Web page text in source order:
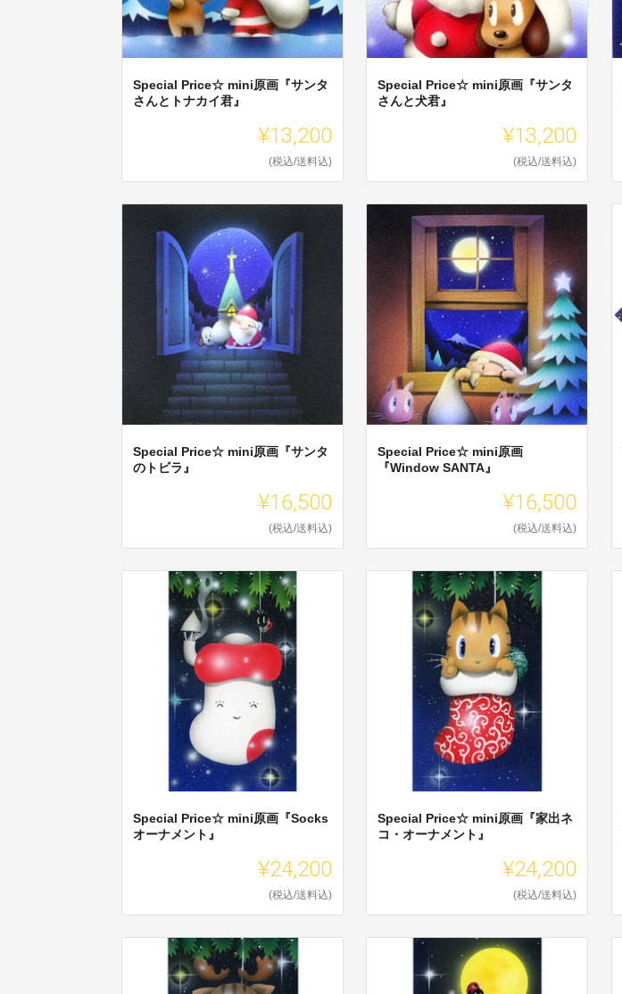
Special Price☆ mini原画『サンタ
さんとトナカイ君』
¥13,200
(税込/送料込)
Special Price☆ mini原画『サンタ
さんと犬君』
¥13,200
(税込/送料込)
Special Price☆ mini原画『サンタ
のトビラ』
¥16,500
(税込/送料込)
Special Price☆ mini原画
『Window SANTA』
¥16,500
(税込/送料込)
Special Price☆ mini原画『Socks
オーナメント』
¥24,200
(税込/送料込)
Special Price☆ mini原画『家出ネ
コ・オーナメント』
¥24,200
(税込/送料込)